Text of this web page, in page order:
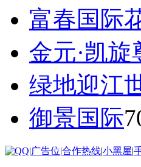
富春国际
金元·凯旋
绿地迎江
御景国际
|广告位|合作热线|小黑屋|